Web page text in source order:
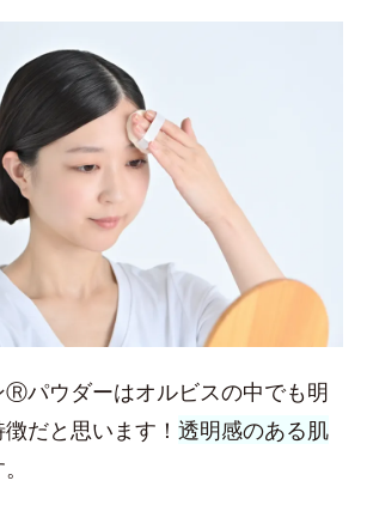
Ⓡパウダーはオルビスの中でも明
だと思います！ 透明感のある肌